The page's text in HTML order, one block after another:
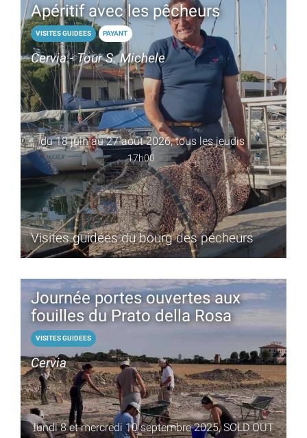
Apéritif avec les pêcheurs
VISITES GUIDEES PAYANT
Cervia - Tour S. Michele
du 18 juin au 27 août 2026, tous les jeudis
17h00
Visites guidées du bourg des pécheurs
Journée portes ouvertes aux
fouilles du Prato della Rosa
VISITES GUIDEES
Cervia
lundi 8 et mercredi 10 septembre 2025, SOLD OUT